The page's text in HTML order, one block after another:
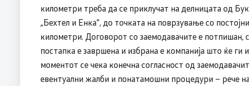
километри треба да се приклучат на делницата од
„Бехтел и Енка“, до точката на поврзување со
километри. Договорот со заемодавачите е потпишан,
постапка е завршена и избрана е компанија што ќе
моментот се чека конечна согласност од
евентуални жалби и понатамошни процедури – рече